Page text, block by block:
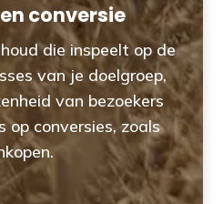
conversie
die inspeelt op de
van je doelgroep,
van bezoekers
op conversies, zoals